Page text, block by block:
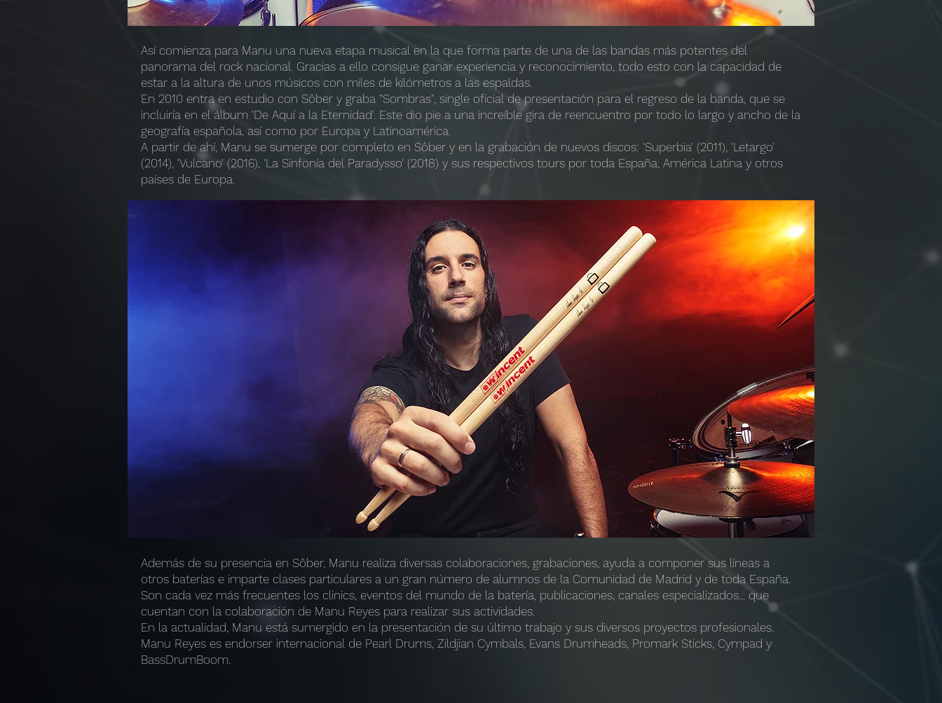
Así comienza para Manu una nueva etapa musical en la que forma parte de una de las bandas más potentes del
panorama del rock nacional. Gracias a ello consigue ganar experiencia y reconocimiento, todo esto con la capacidad de
estar a la altura de unos músicos con miles de kilómetros a las espaldas.
En 2010 entra en estudio con Sôber y graba "Sombras", single oficial de presentación para el regreso de la banda, que se
incluiría en el álbum 'De Aquí a la Eternidad'. Este dio pie a una increíble gira de reencuentro por todo lo largo y ancho de la
geografía española, así como por Europa y Latinoamérica.
A partir de ahí, Manu se sumerge por completo en Sôber y en la grabación de nuevos discos: 'Superbia' (2011), 'Letargo'
(2014), 'Vulcano' (2016), 'La Sinfonía del Paradysso' (2018) y sus respectivos tours por toda España, América Latina y otros
países de Europa.
Además de su presencia en Sôber, Manu realiza diversas colaboraciones, grabaciones, ayuda a componer sus líneas a
otros baterías e imparte clases particulares a un gran número de alumnos de la Comunidad de Madrid y de toda España.
Son cada vez más frecuentes los clinics, eventos del mundo de la batería, publicaciones, canales especializados... que
cuentan con la colaboración de Manu Reyes para realizar sus actividades.
En la actualidad, Manu está sumergido en la presentación de su último trabajo y sus diversos proyectos profesionales.
Manu Reyes es endorser internacional de Pearl Drums, Zildjian Cymbals, Evans Drumheads, Promark Sticks, Cympad y
BassDrumBoom.